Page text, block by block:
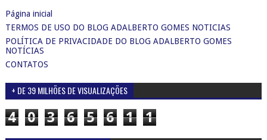
Página inicial
TERMOS DE USO DO BLOG ADALBERTO GOMES NOTICIAS
POLÍTICA DE PRIVACIDADE DO BLOG ADALBERTO GOMES
NOTÍCIAS
CONTATOS
+ DE 39 MILHÕES DE VISUALIZAÇÕES
4 0 3 6 5 6 1 1